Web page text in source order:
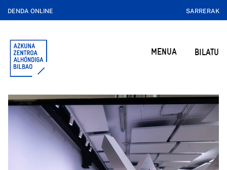
DENDA ONLINE SARRERAK
MENUA BILATU